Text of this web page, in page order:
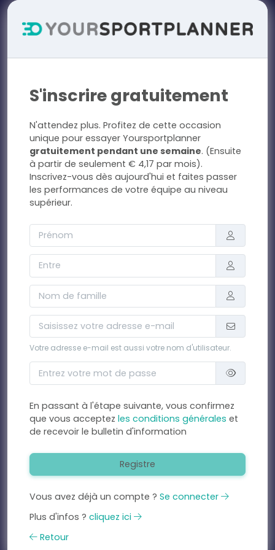
S'inscrire gratuitement
N'attendez plus. Profitez de cette occasion
unique pour essayer Yoursportplanner
gratuitement pendant une semaine. (Ensuite
à partir de seulement € 4,17 par mois).
Inscrivez-vous dès aujourd'hui et faites passer
les performances de votre équipe au niveau
supérieur.
Votre adresse e-mail est aussi votre nom d'utilisateur.
En passant à l'étape suivante, vous confirmez
que vous acceptez les conditions générales et
de recevoir le bulletin d'information
Registre
Vous avez déjà un compte ? Se connecter
Plus d'infos ? cliquez ici
Retour